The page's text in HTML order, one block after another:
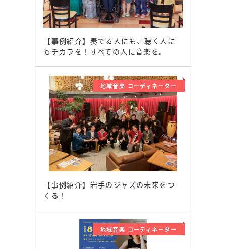
【事例紹介】奏でる人にも、聴く人に
もチカラを！すべての人に音楽を。
地域音楽 コーディネーター
【事例紹介】岩手のジャズの未来をつ
くる！
地域音楽 コーディネーター